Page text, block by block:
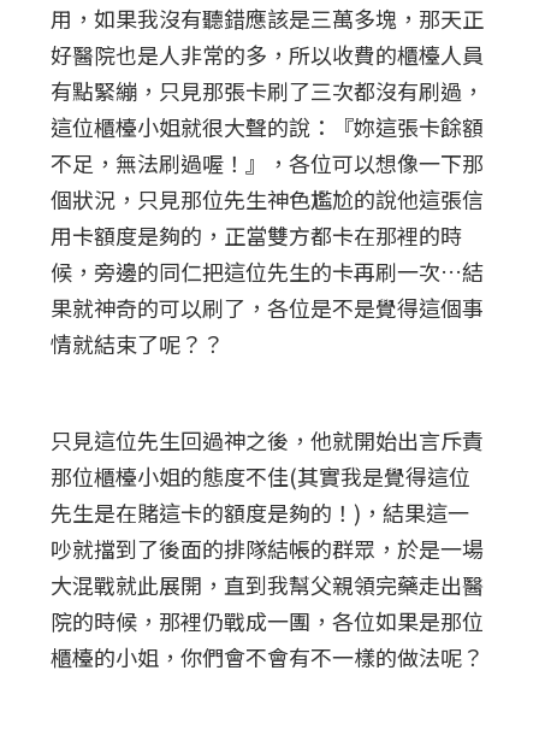
用，如果我沒有聽錯應該是三萬多塊，那天正
好醫院也是人非常的多，所以收費的櫃檯人員
有點緊繃，只見那張卡刷了三次都沒有刷過，
這位櫃檯小姐就很大聲的說：『妳這張卡餘額
不足，無法刷過喔！』，各位可以想像一下那
個狀況，只見那位先生神色尷尬的說他這張信
用卡額度是夠的，正當雙方都卡在那裡的時
候，旁邊的同仁把這位先生的卡再刷一次…結
果就神奇的可以刷了，各位是不是覺得這個事
情就結束了呢？？
只見這位先生回過神之後，他就開始出言斥責
那位櫃檯小姐的態度不佳(其實我是覺得這位
先生是在賭這卡的額度是夠的！)，結果這一
吵就擋到了後面的排隊結帳的群眾，於是一場
大混戰就此展開，直到我幫父親領完藥走出醫
院的時候，那裡仍戰成一團，各位如果是那位
櫃檯的小姐，你們會不會有不一樣的做法呢？